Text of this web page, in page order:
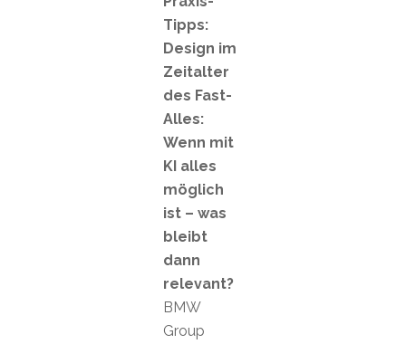
Tipps:
Design im
Zeitalter
des Fast-
Alles:
Wenn mit
KI alles
möglich
ist – was
bleibt
dann
relevant?
BMW
Group